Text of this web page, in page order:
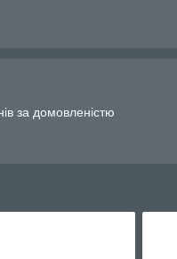
за домовленістю